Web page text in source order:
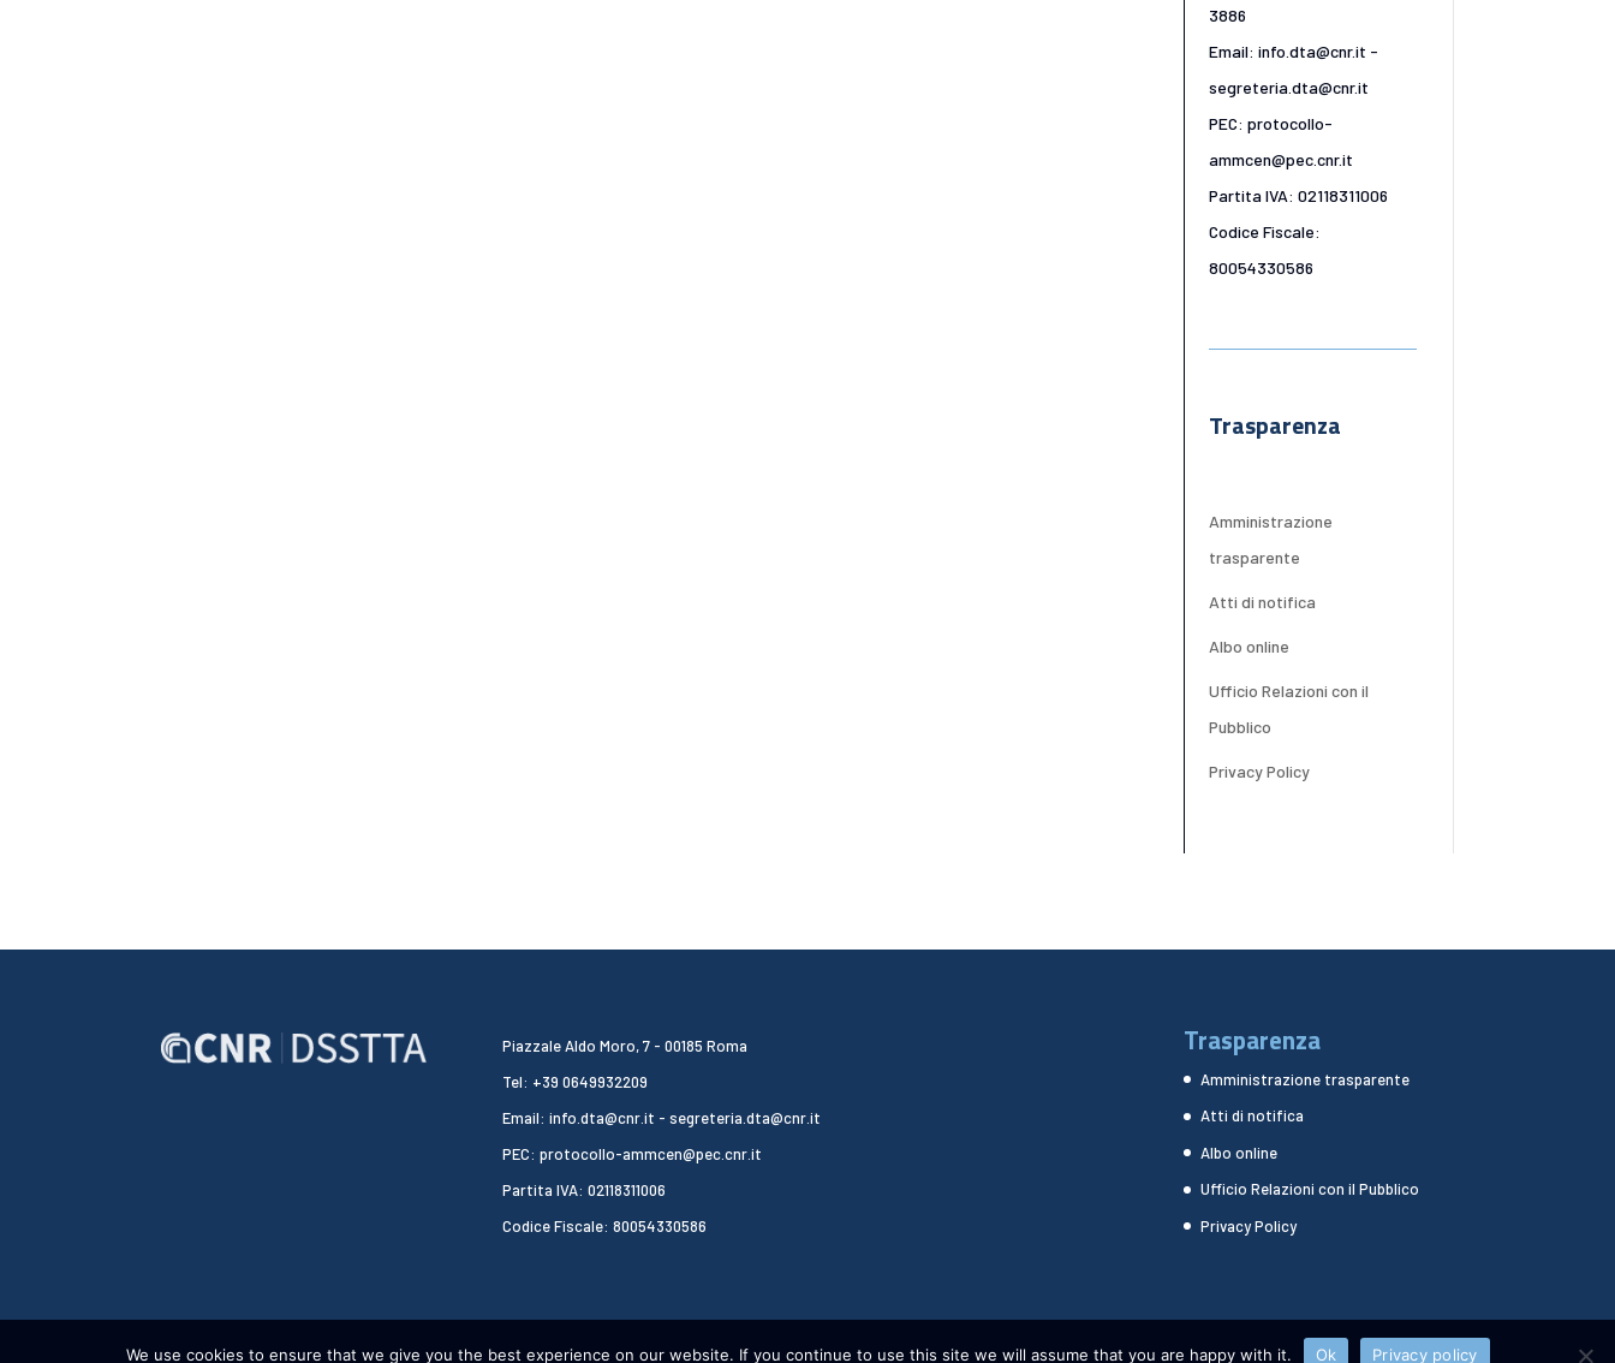
3886
Email: info.dta@cnr.it -
segreteria.dta@cnr.it
PEC: protocollo-
ammcen@pec.cnr.it
Partita IVA: 02118311006
Codice Fiscale:
80054330586
Trasparenza
Amministrazione
trasparente
Atti di notifica
Albo online
Ufficio Relazioni con il
Pubblico
Privacy Policy
Piazzale Aldo Moro, 7 - 00185 Roma
Tel: +39 0649932209
Email: info.dta@cnr.it - segreteria.dta@cnr.it
PEC: protocollo-ammcen@pec.cnr.it
Partita IVA: 02118311006
Codice Fiscale: 80054330586
Trasparenza
Amministrazione trasparente
Atti di notifica
Albo online
Ufficio Relazioni con il Pubblico
Privacy Policy
CNR DSSTTA 2024 - WEBDESIGN:HEAP DESIGN
We use cookies to ensure that we give you the best experience on our website. If you continue to use this site we will assume that you are happy with it. Ok Privacy policy